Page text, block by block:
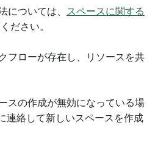
については、
スペースに関する
ださい。
フローが存在し、リソースを共
スの作成が無効になっている場
連絡して新しいスペースを作成